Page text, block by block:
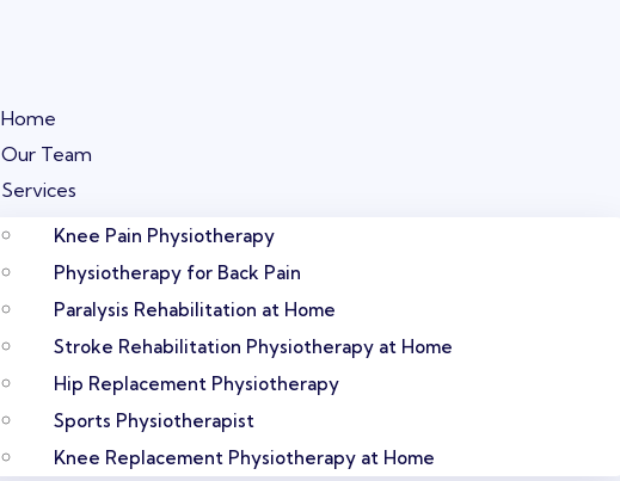
Home
Our Team
Services
Knee Pain Physiotherapy
Physiotherapy for Back Pain
Paralysis Rehabilitation at Home
Stroke Rehabilitation Physiotherapy at Home
Hip Replacement Physiotherapy
Sports Physiotherapist
Knee Replacement Physiotherapy at Home